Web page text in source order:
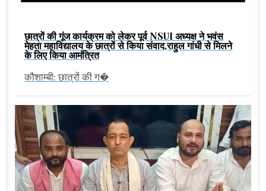
छात्रों की गूंज कार्यक्रम को लेकर पूर्व NSUI अध्यक्ष ने भवंस
मेहता महाविद्यालय के छात्रों से किया संवाद,राहुल गांधी से मिलने
के लिए किया आमंत्रित
कौशाम्बी: छात्रों की ग�